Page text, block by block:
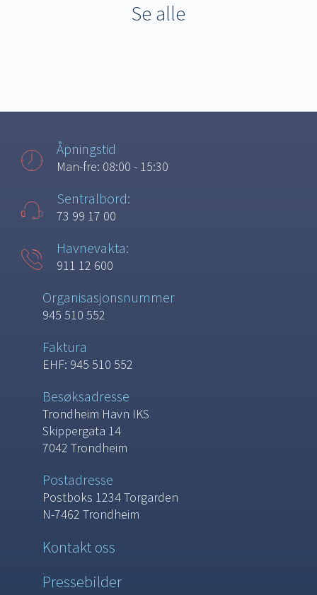
Se alle
Åpningstid
Man-fre: 08:00 - 15:30
Sentralbord:
73 99 17 00
Havnevakta:
911 12 600
Organisasjonsnummer
945 510 552
Faktura
EHF: 945 510 552
Besøksadresse
Trondheim Havn IKS
Skippergata 14
7042 Trondheim
Postadresse
Postboks 1234 Torgarden
N-7462 Trondheim
Kontakt oss
Pressebilder